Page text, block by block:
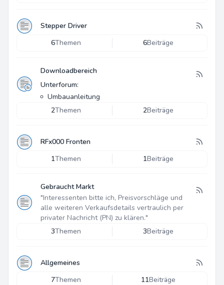
Stepper Driver
6Themen 6Beiträge
Downloadbereich
Unterforum:
Umbauanleitung
2Themen 2Beiträge
RFx000 Fronten
1Themen 1Beiträge
Gebraucht Markt
"Interessenten bitte ich, Preisvorschläge und
alle weiteren Verkaufsdetails vertraulich per
privater Nachricht (PN) zu klären."
3Themen 3Beiträge
Allgemeines
7Themen 11Beiträge